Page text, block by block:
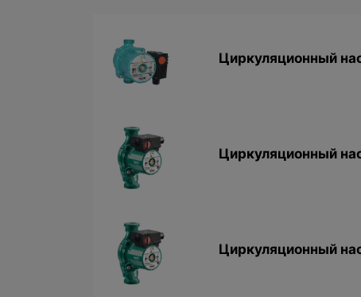
Циркуляционный
Циркуляционный
Циркуляционный